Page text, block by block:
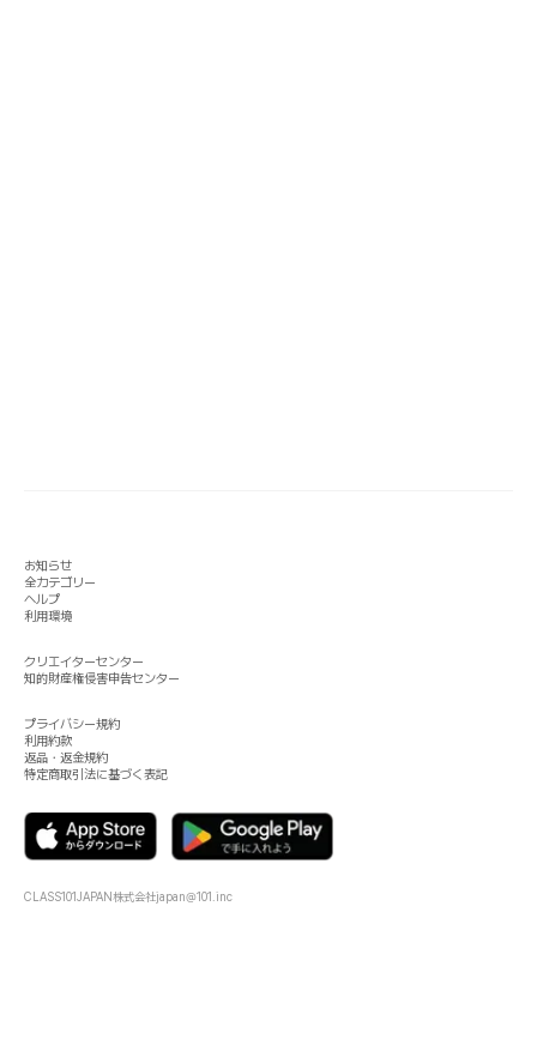
お知らせ
全カテゴリー
ヘルプ
利用環境
クリエイターセンター
知的財産権侵害申告センター
プライバシー規約
利用約款
返品・返金規約
特定商取引法に基づく表記
CLASS101JAPAN株式会社japan@101.inc